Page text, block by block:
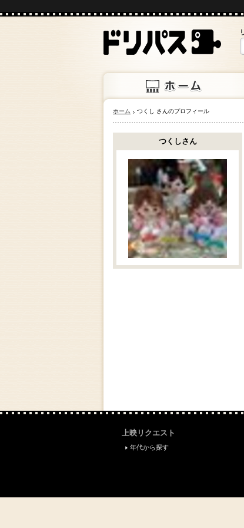
ホーム
ホーム つくし さんのプロフィール
つくしさん
上映リクエスト
年代から探す